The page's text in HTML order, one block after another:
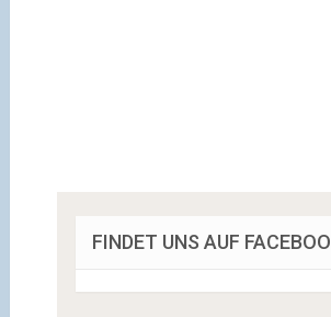
FINDET UNS AUF